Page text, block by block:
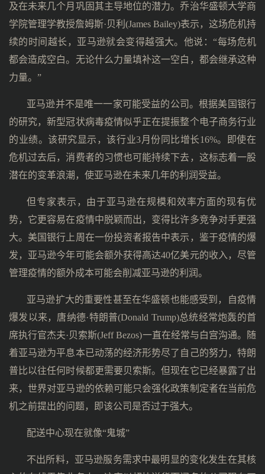
及在未来几个月巩固其主导地位的潜力。乔治华盛顿大学商
学院管理学教授詹姆斯·贝利(James Bailey)表示，这场危机持
续的时间越长，亚马逊就会变得越强大。他说：“每场危机
都会造成空白。无论什么力量填补这一空白，都会继承这种
力量。”
亚马逊并不是唯一一家可能受益的公司。根据美国银行
的研究，新型冠状病毒疫情似乎正在提振整个电子商务行业
的业绩。该研究显示，该行业3月份同比增长16%。即使在
危机过去后，消费者的习惯也可能持续下去，这标志着一股
潜在的变革浪潮，使亚马逊在未来几年的利润受益。
但专家表示，由于亚马逊在规模和效率方面的现有优
势，它更容易在疫情中脱颖而出，变得比许多竞争对手更强
大。美国银行上周在一份投资者报告中表示，鉴于疫情的爆
发，亚马逊今年可能会额外获得高达40亿美元的收入，尽管
管理疫情的额外成本可能会削减亚马逊的利润。
亚马逊扩大的重要性甚至在华盛顿也能感受到，自疫情
爆发以来，唐纳德·特朗普(Donald Trump)总统经常炮轰的首
席执行官杰夫·贝索斯(Jeff Bezos)一直在经常与白宫沟通。随
着亚马逊为平息本已动荡的经济形势尽了自己的努力，特朗
普比以往任何时候都更需要贝索斯。但现在它已经暴露了出
来，世界对亚马逊的依赖可能只会强化政策制定者在当前危
机之前提出的问题，即该公司是否过于强大。
配送中心现在就像“鬼城”
不出所料，亚马逊服务需求中最明显的变化发生在其核